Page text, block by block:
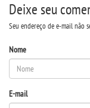
DESTAQUES
REPOSITÓRIO
Deixe seu
Seu endereço de e-mail não
Nome
E-mail